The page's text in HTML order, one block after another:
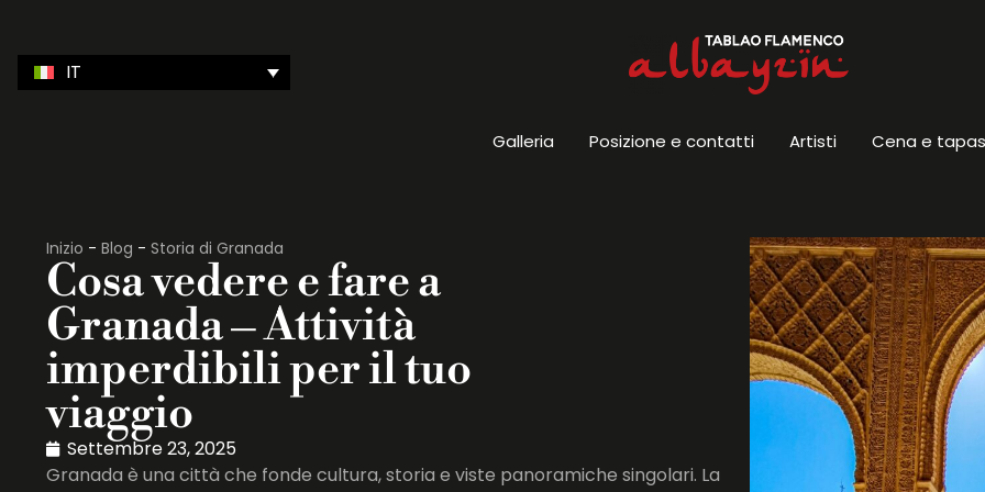
IT
Galleria Posizione e contatti Artisti Cena e tapas
Inizio - Blog - Storia di Granada
Cosa vedere e fare a
Granada – Attività
imperdibili per il tuo
viaggio
Settembre 23, 2025
Granada è una città che fonde cultura, storia e viste panoramiche singolari. La